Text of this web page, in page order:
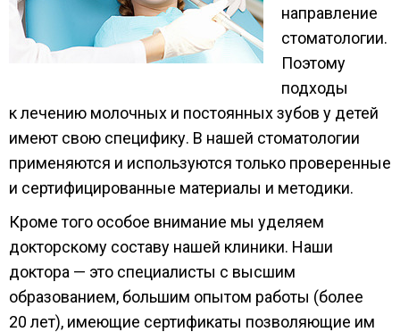
направление
стоматологии.
Поэтому
подходы
к лечению молочных и постоянных зубов у детей
имеют свою специфику. В нашей стоматологии
применяются и используются только проверенные
и сертифицированные материалы и методики.
Кроме того особое внимание мы уделяем
докторскому составу нашей клиники. Наши
доктора — это специалисты с высшим
образованием, большим опытом работы (более
20 лет), имеющие сертификаты позволяющие им